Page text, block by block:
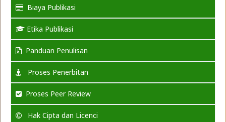
Biaya Publikasi
Etika Publikasi
Panduan Penulisan
Proses Penerbitan
Proses Peer Review
Hak Cipta dan Licenci